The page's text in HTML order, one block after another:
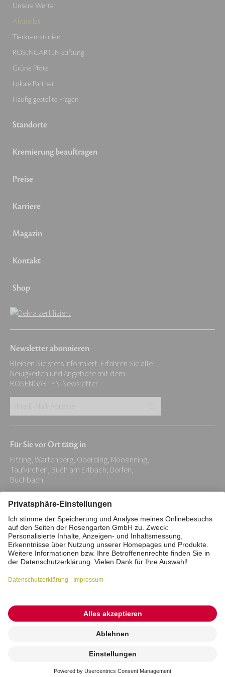
beauftragen
Unsere Werte
Aktuelles
Tierkrematorien
ROSENGARTEN-Stiftung
Grüne Pfote
Lokale Partner
Häufig gestellte Fragen
Standorte
Kremierung beauftragen
Preise
Karriere
Magazin
Kontakt
Shop
Newsletter abonnieren
Bleiben Sie stets informiert. Erfahren Sie alle
Neuigkeiten und Angebote mit dem
ROSENGARTEN-Newsletter.
E-
Adresse:
*
Für Sie vor Ort tätig in
Eitting, Wartenberg, Oberding, Moosinning,
Taufkirchen, Buch am Erlbach, Dorfen,
Buchbach
Impressum Datenschutz
Stiftung
Interne Meldestelle
Zahlungsmittel
Barrierefreiheitserklärung
Vertrag widerrufen
© 2026 ROSENGARTEN-Tierbestattung